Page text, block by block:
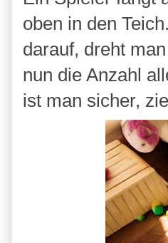
oben in den
darauf, dreht
nun die Anzahl
ist man sicher,